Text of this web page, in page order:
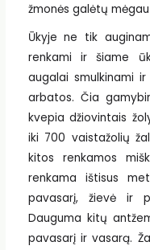
žmonės galėtų
Ūkyje ne tik
renkami ir šiame
augalai smulkinami
arbatos. Čia
kvepia džiovintais
iki 700 vaistažolių
kitos renkamos
renkama ištisus
pavasarį, žievė ir
Dauguma kitų
pavasarį ir vasarą.